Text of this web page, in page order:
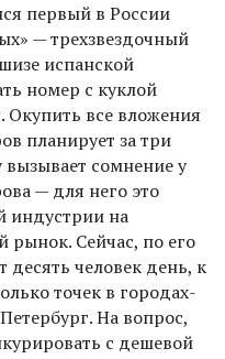
первый в России
— трехзвездочный
испанской
номер с куклой
Окупить все вложения
планирует за три
вызывает сомнение у
— для него это
индустрии на
рынок. Сейчас, по его
десять человек день, к
точек в городах-
На вопрос,
с дешевой